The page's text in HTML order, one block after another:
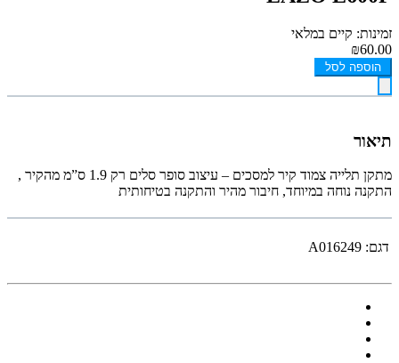
זמינות: קיים במלאי
₪60.00
הוספה לסל
תיאור
מתקן תלייה צמוד קיר למסכים – עיצוב סופר סלים רק 1.9 ס”מ מהקיר ,
התקנה נוחה במיוחד, חיבור מהיר והתקנה בטיחותית
דגם: A016249